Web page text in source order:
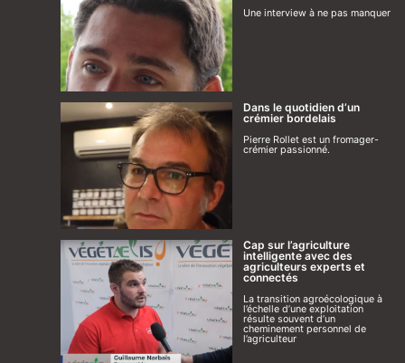
Une interview à ne pas manquer
Dans le quotidien d’un
crémier bordelais
Pierre Rollet est un fromager-
crémier passionné.
Cap sur l’agriculture
intelligente avec des
agriculteurs experts et
connectés
La transition agroécologique à
l’échelle d’une exploitation
résulte souvent d’un
cheminement personnel de
l’agriculteur